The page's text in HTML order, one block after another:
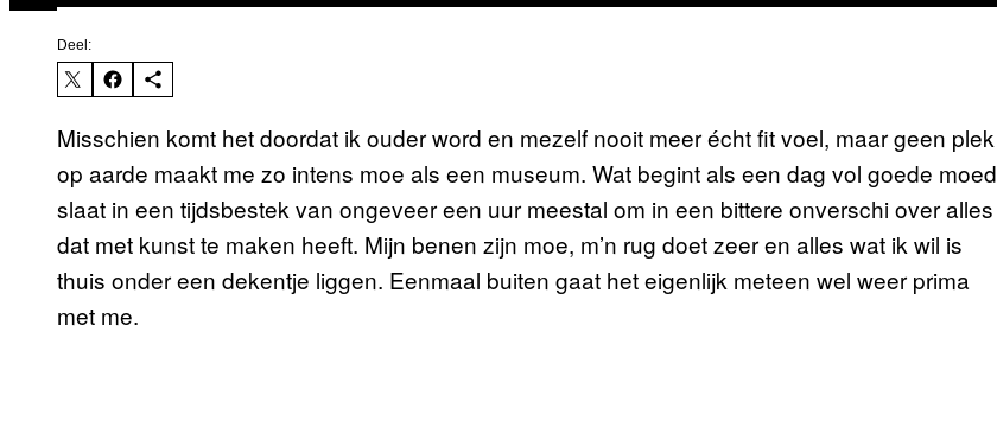
Deel:
Misschien komt het doordat ik ouder word en mezelf nooit meer écht fit voel, maar geen plek
op aarde maakt me zo intens moe als een museum. Wat begint als een dag vol goede moed
slaat in een tijdsbestek van ongeveer een uur meestal om in een bittere onverschi over alles
dat met kunst te maken heeft. Mijn benen zijn moe, m’n rug doet zeer en alles wat ik wil is
thuis onder een dekentje liggen. Eenmaal buiten gaat het eigenlijk meteen wel weer prima
met me.